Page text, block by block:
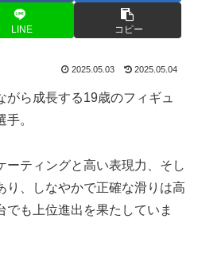
LINE コピー
2025.05.03 2025.05.04
がら成長する19歳のフィギュ
。
ーティングと高い表現力、そし
り、しなやかで正確な滑りは高
でも上位進出を果たしていま